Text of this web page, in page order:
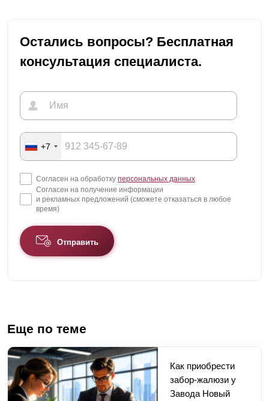
Остались вопросы? Бесплатная
консультация специалиста.
+7
Согласен на обработку персональных данных
Согласен на получение информации
и рекламных предложений (сможете отказаться в любое
время)
Отправить
Еще по теме
Как приобрести
забор-жалюзи у
Завода Новый